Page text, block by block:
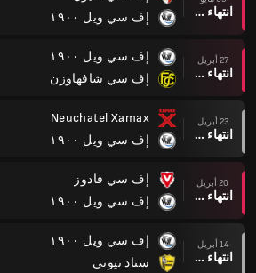
انتهاء وقت المباراة
إف سي ويل ١٩٠٠
27 أبريل
انتهاء وقت المباراة
إف سي ويل ١٩٠٠
إف سي شافهاوزن
23 أبريل
انتهاء وقت المباراة
Neuchatel Xamax
إف سي ويل ١٩٠٠
20 أبريل
انتهاء وقت المباراة
إف سي فادوز
إف سي ويل ١٩٠٠
14 أبريل
انتهاء وقت المباراة
إف سي ويل ١٩٠٠
ستاد نيوني